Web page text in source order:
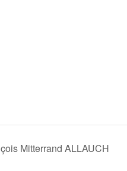
Mitterrand ALLAUCH